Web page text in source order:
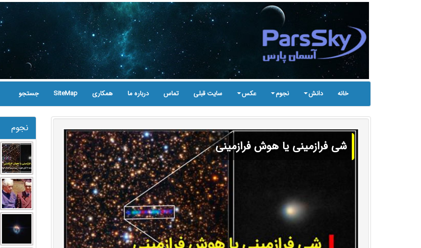
خانه دانش نجوم عکس سایت قبلی تماس درباره ما همکاری SiteMap جستجو
شی فرازمینی یا هوش فرازمینی
نجوم